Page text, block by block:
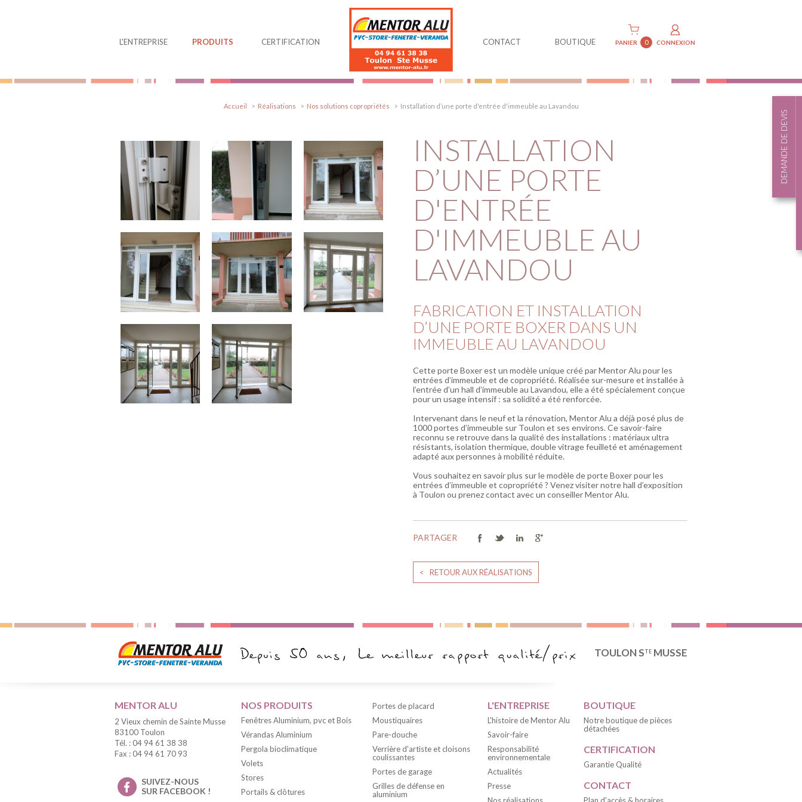
L'ENTREPRISE PRODUITS CERTIFICATION CONTACT BOUTIQUE PANIER 0 CONNEXION
Accueil Réalisations Nos solutions copropriétés Installation d’une porte d'entrée d'immeuble au Lavandou
INSTALLATION
D’UNE PORTE
D'ENTRÉE
D'IMMEUBLE AU
LAVANDOU
FABRICATION ET INSTALLATION
D’UNE PORTE BOXER DANS UN
IMMEUBLE AU LAVANDOU
Cette porte Boxer est un modèle unique créé par Mentor Alu pour les
entrées d’immeuble et de copropriété. Réalisée sur-mesure et installée à
l’entrée d’un hall d’immeuble au Lavandou, elle a été spécialement conçue
pour un usage intensif : sa solidité a été renforcée.
Intervenant dans le neuf et la rénovation, Mentor Alu a déjà posé plus de
1000 portes d’immeuble sur Toulon et ses environs. Ce savoir-faire
reconnu se retrouve dans la qualité des installations : matériaux ultra
résistants, isolation thermique, double vitrage feuilleté et aménagement
adapté aux personnes à mobilité réduite.
Vous souhaitez en savoir plus sur le modèle de porte Boxer pour les
entrées d’immeuble et copropriété ? Venez visiter notre hall d’exposition
à Toulon ou prenez contact avec un conseiller Mentor Alu.
PARTAGER
< RETOUR AUX RÉALISATIONS
TOULON S TE MUSSE
MENTOR ALU
2 Vieux chemin de Sainte Musse
83100 Toulon
Tél. : 04 94 61 38 38
Fax : 04 94 61 70 93
SUIVEZ-NOUS
SUR FACEBOOK !
NOS PRODUITS
Fenêtres Aluminium, pvc et Bois
Vérandas Aluminium
Pergola bioclimatique
Volets
Stores
Portails & clôtures
Portes de placard
Moustiquaires
Pare-douche
Verrière d'artiste et cloisons
coulissantes
Portes de garage
Grilles de défense en
aluminium
L'ENTREPRISE
L'histoire de Mentor Alu
Savoir-faire
Responsabilité
environnementale
Actualités
Presse
BOUTIQUE
Notre boutique de pièces
détachées
CERTIFICATION
Garantie Qualité
CONTACT
DEMANDE DE DEVIS